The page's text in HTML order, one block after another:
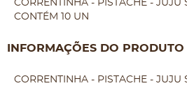
CORRENTINHA - PISTACHE - JUJU
CONTÉM 10 UN
INFORMAÇÕES DO PRODUTO
CORRENTINHA - PISTACHE - JUJU